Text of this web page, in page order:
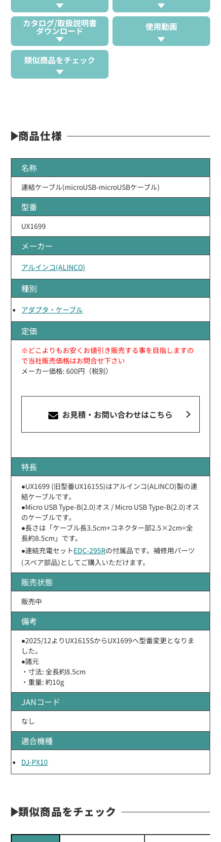
カタログ/取扱説明書
ダウンロード 使用動画
類似商品をチェック
商品仕様
名称
連結ケーブル(microUSB-microUSBケーブル)
型番
UX1699
メーカー
アルインコ(ALINCO)
種別
アダプタ・ケーブル
定価
※どこよりもお安くお値引き販売する事を目指しますの
で当社販売価格はお問合せ下さい
メーカー価格: 600円（税別）
お見積・お問い合わせはこちら
特長
●UX1699 (旧型番UX1615S)はアルインコ(ALINCO)製の連
結ケーブルです。
●Micro USB Type-B(2.0)オス / Micro USB Type-B(2.0)オス
のケーブルです。
●長さは「ケーブル長3.5cm+コネクター部2.5×2cm=全
長約8.5cm」です。
●連結充電セットEDC-295Rの付属品です。補修用パーツ
(スペア部品)としてご購入いただけます。
販売状態
販売中
備考
●2025/12よりUX1615SからUX1699へ型番変更となりま
した。
●諸元
・寸法: 全長約8.5cm
・重量: 約10g
JANコード
なし
適合機種
DJ-PX10
類似商品をチェック